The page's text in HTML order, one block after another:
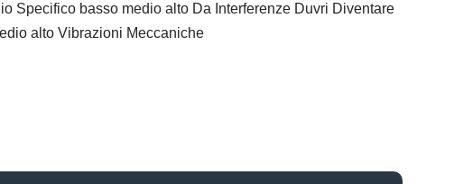
Specifico basso medio alto Da Interferenze Duvri Diventare
alto Vibrazioni Meccaniche